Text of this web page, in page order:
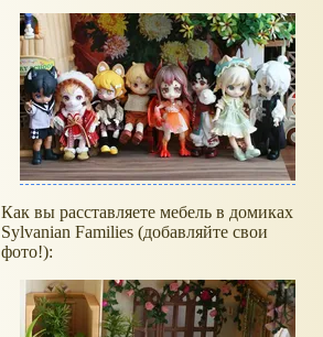
Как вы расставляете мебель в домиках
Sylvanian Families (добавляйте свои
фото!):